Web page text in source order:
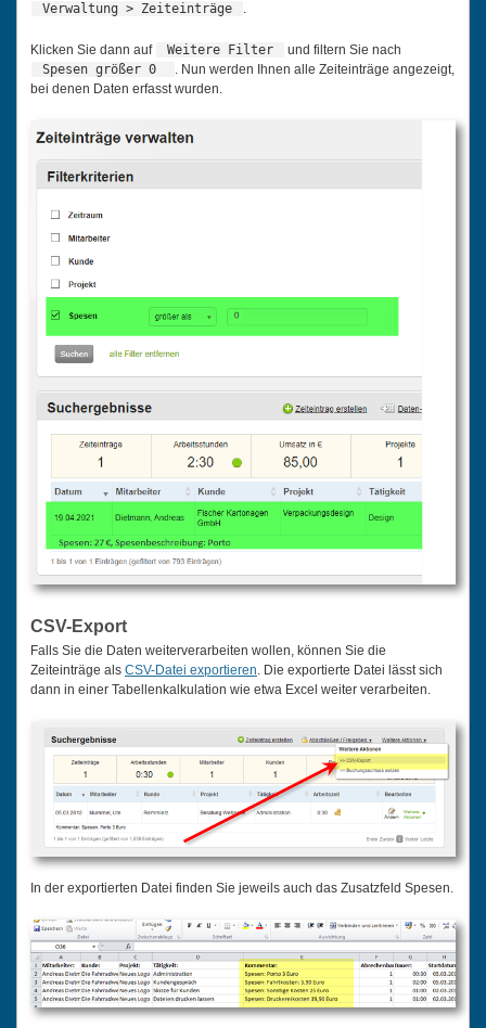
Verwaltung > Zeiteinträge .
Klicken Sie dann auf Weitere Filter
und filtern Sie nach
Spesen größer 0
. Nun werden Ihnen alle Zeiteinträge angezeigt,
bei denen Daten erfasst wurden.
CSV-Export
Falls Sie die Daten weiterverarbeiten wollen, können Sie die
Zeiteinträge als CSV-Datei exportieren. Die exportierte Datei lässt sich
dann in einer Tabellenkalkulation wie etwa Excel weiter verarbeiten.
In der exportierten Datei finden Sie jeweils auch das Zusatzfeld Spesen.